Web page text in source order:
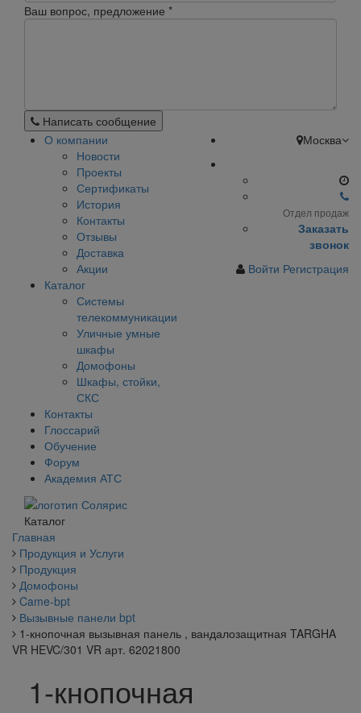
Ваш вопрос, предложение *
Написать сообщение
О компании
Новости
Проекты
Сертификаты
История
Контакты
Отзывы
Доставка
Акции
Каталог
Системы
телекоммуникации
Уличные умные
шкафы
Домофоны
Шкафы, стойки,
СКС
Контакты
Глоссарий
Обучение
Форум
Академия АТС
Москва
Отдел продаж
Заказать
звонок
Войти Регистрация
Каталог
Главная
Продукция и Услуги
Продукция
Домофоны
Came-bpt
Вызывные панели bpt
1-кнопочная вызывная панель , вандалозащитная TARGHA
VR HEVC/301 VR арт. 62021800
1-кнопочная